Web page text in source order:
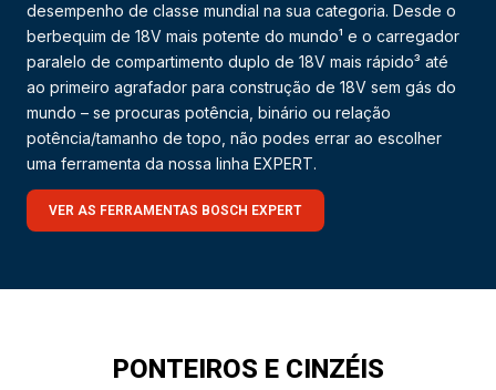
desempenho de classe mundial na sua categoria. Desde o
berbequim de 18V mais potente do mundo¹ e o carregador
paralelo de compartimento duplo de 18V mais rápido³ até
ao primeiro agrafador para construção de 18V sem gás do
mundo – se procuras potência, binário ou relação
potência/tamanho de topo, não podes errar ao escolher
uma ferramenta da nossa linha EXPERT.
VER AS FERRAMENTAS BOSCH EXPERT
PONTEIROS E CINZÉIS